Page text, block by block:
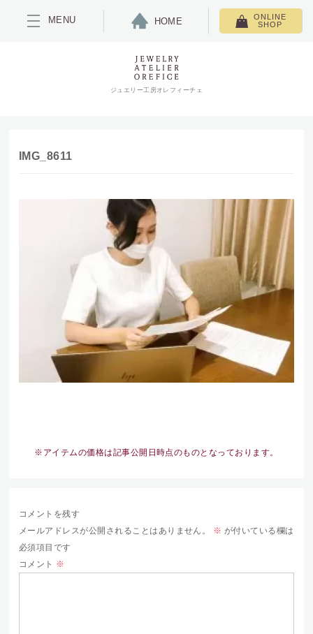
MENU HOME
ONLINE
SHOP
ジュエリー工房オレフィーチェ
IMG_8611
※アイテムの価格は記事公開日時点のものとなっております。
コメントを残す
メールアドレスが公開されることはありません。
※ が付いている欄は
必須項目です
コメント ※